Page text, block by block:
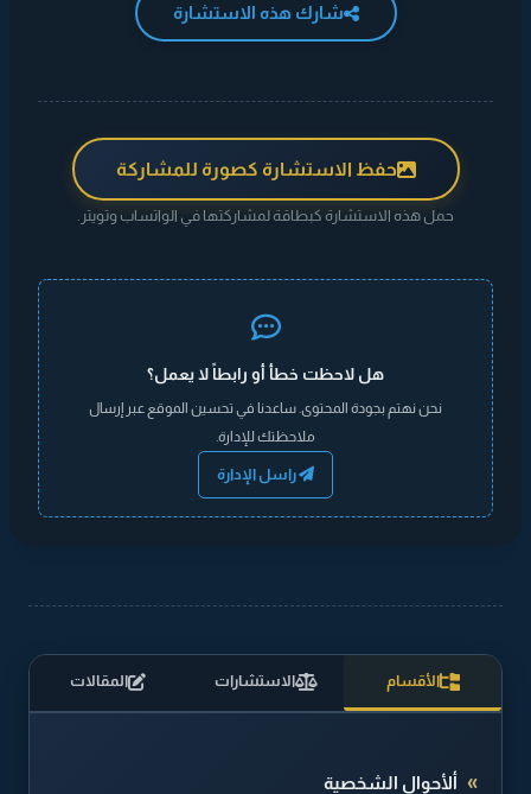
شارك هذه الاستشارة
حفظ الاستشارة كصورة للمشاركة
حمل هذه الاستشارة كبطاقة لمشاركتها في الواتساب وتويتر.
هل لاحظت خطأ أو رابطاً لا يعمل؟
نحن نهتم بجودة المحتوى. ساعدنا في تحسين الموقع عبر إرسال
ملاحظتك للإدارة.
راسل الإدارة
الأقسام الاستشارات المقالات
ألأحوال الشخصية